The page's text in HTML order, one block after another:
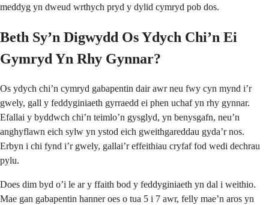
meddyg yn dweud wrthych pryd y dylid cymryd pob dos.
Beth Sy’n Digwydd Os Ydych Chi’n Ei
Gymryd Yn Rhy Gynnar?
Os ydych chi’n cymryd gabapentin dair awr neu fwy cyn mynd i’r
gwely, gall y feddyginiaeth gyrraedd ei phen uchaf yn rhy gynnar.
Efallai y byddwch chi’n teimlo’n gysglyd, yn benysgafn, neu’n
anghyflawn eich sylw yn ystod eich gweithgareddau gyda’r nos.
Erbyn i chi fynd i’r gwely, gallai’r effeithiau cryfaf fod wedi dechrau
pylu.
Does dim byd o’i le ar y ffaith bod y feddyginiaeth yn dal i weithio.
Mae gan gabapentin hanner oes o tua 5 i 7 awr, felly mae’n aros yn